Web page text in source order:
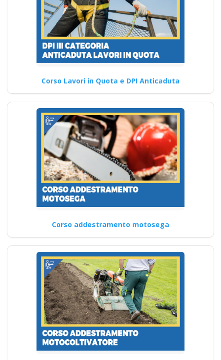
Corso Lavori in Quota e DPI Anticaduta
Corso addestramento motosega